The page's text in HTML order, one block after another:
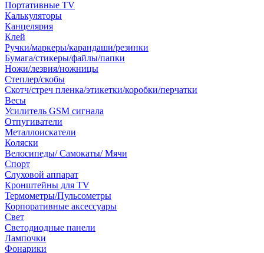
Портативные TV
Калькуляторы
Канцелярия
Клей
Ручки/маркеры/карандаши/резинки
Бумага/стикеры/файлы/папки
Ножи/лезвия/ножницы
Степлер/скобы
Скотч/стреч пленка/этикетки/коробки/перчатки
Весы
Усилитель GSM сигнала
Отпугиватели
Металлоискатели
Коляски
Велосипеды/ Самокаты/ Мячи
Спорт
Слуховой аппарат
Кронштейны для TV
Термометры/Пульсометры
Корпоративные аксессуары
Свет
Светодиодные панели
Лампочки
Фонарики